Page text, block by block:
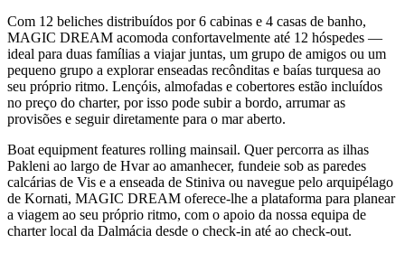
Com 12 beliches distribuídos por 6 cabinas e 4 casas de banho,
MAGIC DREAM acomoda confortavelmente até 12 hóspedes —
ideal para duas famílias a viajar juntas, um grupo de amigos ou um
pequeno grupo a explorar enseadas recônditas e baías turquesa ao
seu próprio ritmo. Lençóis, almofadas e cobertores estão incluídos
no preço do charter, por isso pode subir a bordo, arrumar as
provisões e seguir diretamente para o mar aberto.
Boat equipment features rolling mainsail. Quer percorra as ilhas
Pakleni ao largo de Hvar ao amanhecer, fundeie sob as paredes
calcárias de Vis e a enseada de Stiniva ou navegue pelo arquipélago
de Kornati, MAGIC DREAM oferece-lhe a plataforma para planear
a viagem ao seu próprio ritmo, com o apoio da nossa equipa de
charter local da Dalmácia desde o check-in até ao check-out.